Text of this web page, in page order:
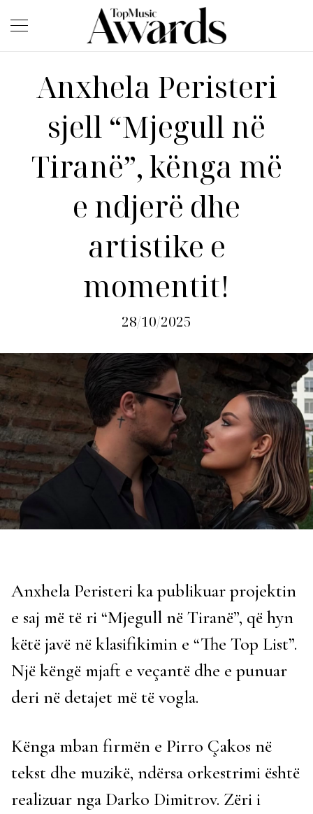
Anxhela Peristeri
sjell “Mjegull në
Tiranë”, kënga më
e ndjerë dhe
artistike e
momentit!
28/10/2025
Anxhela Peristeri ka publikuar projektin
e saj më të ri “Mjegull në Tiranë”, që hyn
këtë javë në klasifikimin e “The Top List”.
Një këngë mjaft e veçantë dhe e punuar
deri në detajet më të vogla.
Kënga mban firmën e Pirro Çakos në
tekst dhe muzikë, ndërsa orkestrimi është
realizuar nga Darko Dimitrov. Zëri i